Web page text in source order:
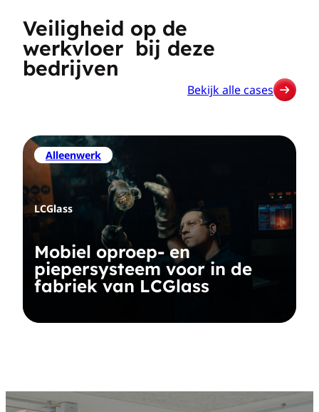
Veiligheid op de
werkvloer bij deze
bedrijven
Bekijk alle cases
Alleenwerk
LCGlass
Mobiel oproep- en
piepersysteem voor in de
fabriek van LCGlass